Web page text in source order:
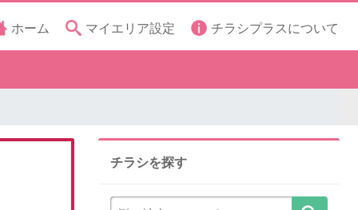
ホーム マイエリア設定 チラシプラスについて
チラシを探す